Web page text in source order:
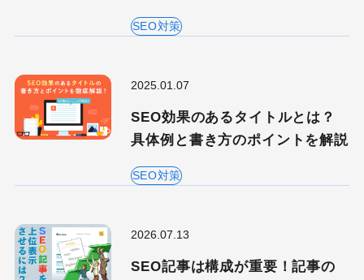
SEO対策
2025.01.07
SEO効果のあるタイトルとは？
具体例と書き方のポイントを解説
SEO対策
2026.07.13
SEO記事は構成が重要！記事の